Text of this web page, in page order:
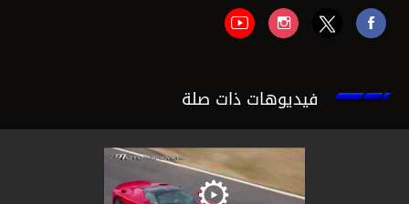
فيديوهات ذات صلة